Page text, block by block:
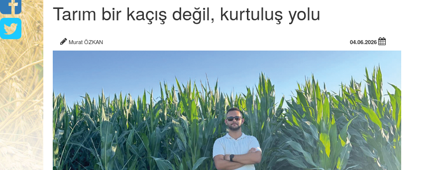
Tarım bir kaçış değil, kurtuluş yolu
Murat ÖZKAN 04.06.2026